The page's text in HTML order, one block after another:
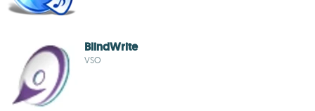
BlindWrite
VSO